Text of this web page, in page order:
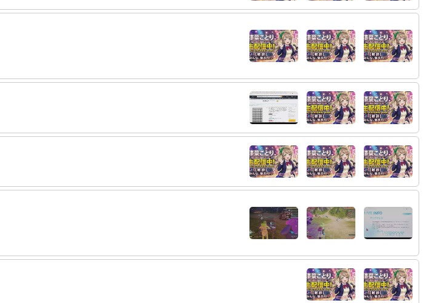
60:ビヨンドもサ終でいいよね
62:別ゲー開拓しろよ
63:スバルですらおはスバやるときにトークデ
始めるんか
64:むしろ落としてほしい
65:ゲームの内容も悪い
ぽを開いている
67:時代はトモコレ
68:いや、面白くはないよ 知ってるが知って
る人を一杯並べてようやく作品になるもの
70:うん
71:おいおい人増えてるやんサムネ効果あるな
やっぱ鳥貴族か～